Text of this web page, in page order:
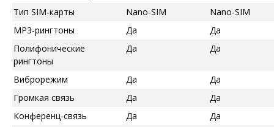
Тип SIM-карты Nano-SIM
Nano-SIM
MP3-рингтоны
Да
Да
Полифонические
рингтоны
Да Да
Виброрежим Да
Да
Громкая связь
Да
Да
Конференц-связь
Да
Да